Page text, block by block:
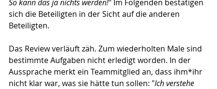
So kann das ja nichts werden!" Im Folgenden bestätigen
sich die Beteiligten in der Sicht auf die anderen
Beteiligten.
Das Review verläuft zäh. Zum wiederholten Male sind
bestimmte Aufgaben nicht erledigt worden. In der
Aussprache merkt ein Teammitglied an, dass ihm*ihr
nicht klar war, was sie hätte tun sollen: "Ich verstehe